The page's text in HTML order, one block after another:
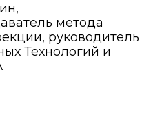
метода
руководитель
Технологий и